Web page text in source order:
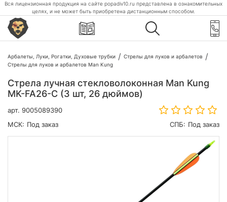
Вся лицензионная продукция на сайте popadiv10.ru представлена в ознакомительных
целях, и не может быть приобретена дистанционным способом.
Арбалеты, Луки, Рогатки, Духовые трубки
Стрелы для луков и арбалетов
Стрелы для луков и арбалетов Man Kung
Стрела лучная стекловолоконная Man Kung
MK-FA26-C (3 шт, 26 дюймов)
арт. 9005089390
МСК: Под заказ СПБ: Под заказ